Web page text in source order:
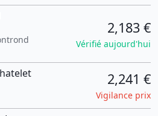
2,183 €
Vérifié aujourd'hui
2,241 €
Vigilance prix